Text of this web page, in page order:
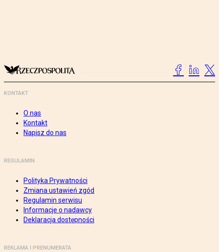
KONTAKT
O nas
Kontakt
Napisz do nas
REGULAMIN
Polityka Prywatności
Zmiana ustawień zgód
Regulamin serwisu
Informacje o nadawcy
Deklaracja dostępności
REKLAMA I PRENUMERATA